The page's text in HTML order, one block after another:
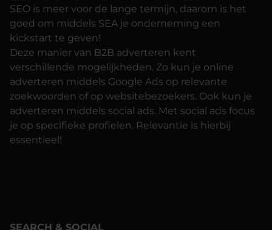
SEO is meer voor de lange termijn, daarom is het
goed om middels SEA je onderneming een
kickstart te geven!
Deze manier van B2B adverteren kent
verschillende mogelijkheden. Zo kun je online
adverteren middels Google Ads op relevante
zoekwoorden of op websitebezoekers. Ook kun je
adverteren middels social ads. Met social ads focus
je op specifieke profielen. Relevantie is hierbij
essentieel!
SEARCH & SOCIAL